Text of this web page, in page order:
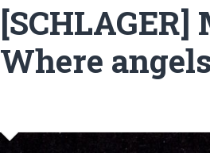
Where